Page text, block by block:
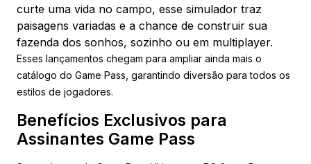
curte uma vida no campo, esse simulador traz
paisagens variadas e a chance de construir sua
fazenda dos sonhos, sozinho ou em multiplayer.
Esses lançamentos chegam para ampliar ainda mais o
catálogo do Game Pass, garantindo diversão para todos os
estilos de jogadores.
Benefícios Exclusivos para
Assinantes Game Pass